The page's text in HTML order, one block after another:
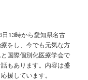
13時から愛知県名古
をし、今でも元気な方
国際個別化医療学会で
もあります。内容は盛
援しています。